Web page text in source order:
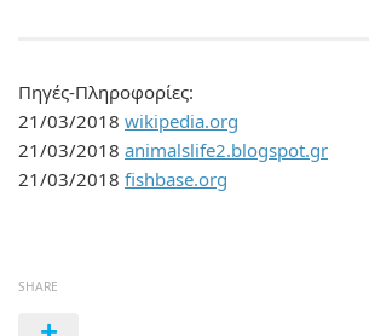
Πηγές-Πληροφορίες:
21/03/2018 wikipedia.org
21/03/2018 animalslife2.blogspot.gr
21/03/2018 fishbase.org
SHARE